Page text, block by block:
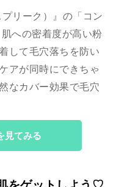
リーク）』の「コン
への密着度が高い粉
して毛穴落ちを防い
アが同時にできちゃ
なカバー効果で毛穴
見てみる